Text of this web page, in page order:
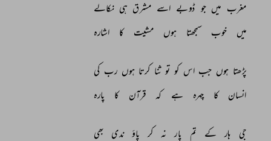
مغرب میں جو ڈوبے اسے مشرق ہی نکالے
میں
خوب سمجھتا ہوں مشیت کا اشارہ
پڑھتا ہوں جب اس کو تو ثنا کرتا ہوں رب کی
انسان
کا چہرہ ہے کہ قرآن کا پارہ
جی ہار کے تم پار نہ کر پاؤ ندی
بھی